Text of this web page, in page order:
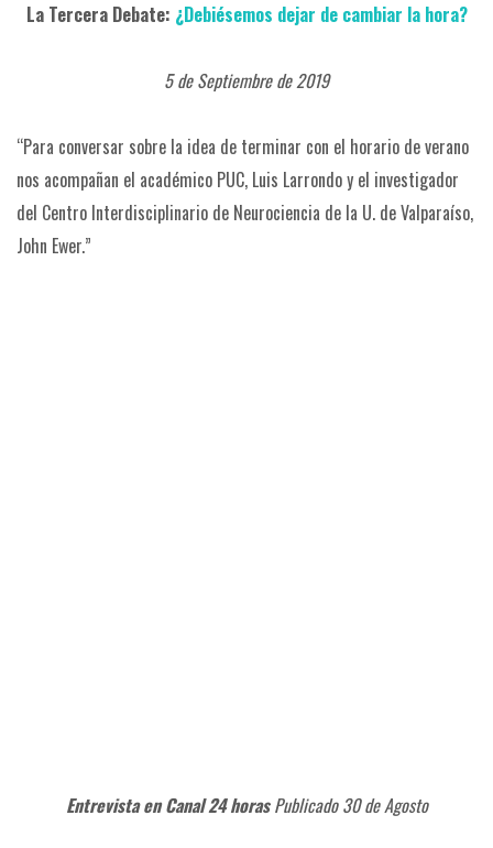
La Tercera Debate: ¿Debiésemos dejar de cambiar la hora?
5 de Septiembre de 2019
“Para conversar sobre la idea de terminar con el horario de verano
nos acompañan el académico PUC, Luis Larrondo y el investigador
del Centro Interdisciplinario de Neurociencia de la U. de Valparaíso,
John Ewer.”
Entrevista en Canal 24 horas Publicado 30 de Agosto